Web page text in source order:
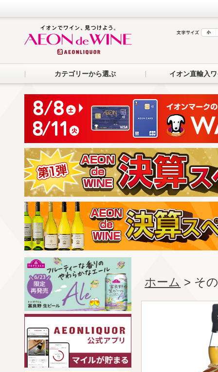
カテゴリーから選ぶ イオン直輸入
ホーム > そ